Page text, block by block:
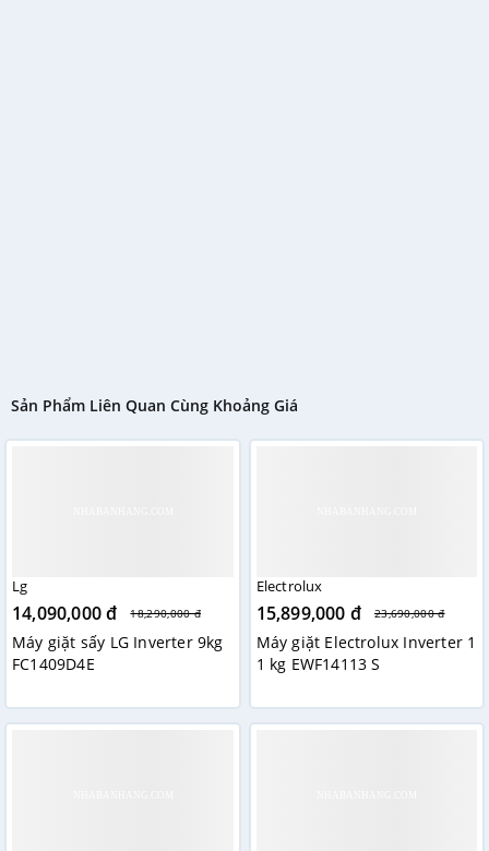
Sản Phẩm Liên Quan Cùng Khoảng Giá
Lg
14,090,000 đ 18,290,000 đ
Máy giặt sấy LG Inverter 9kg
FC1409D4E
Electrolux
15,899,000 đ 23,690,000 đ
Máy giặt Electrolux Inverter 1
1 kg EWF14113 S